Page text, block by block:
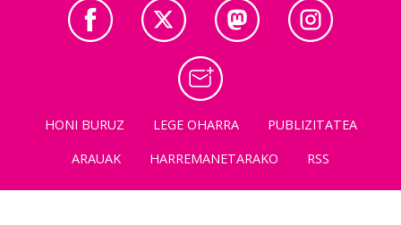
HONI BURUZ LEGE OHARRA
PUBLIZITATEA
ARAUAK
HARREMANETARAKO RSS